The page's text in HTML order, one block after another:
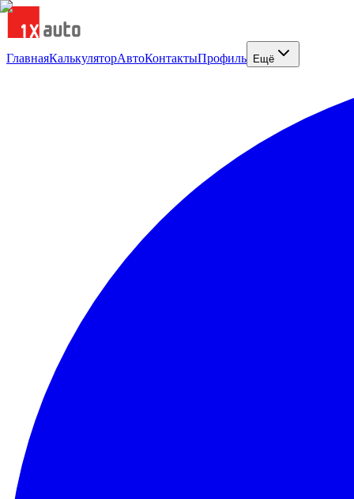
ГлавнаяКалькуляторАвтоКонтактыПрофиль Ещё